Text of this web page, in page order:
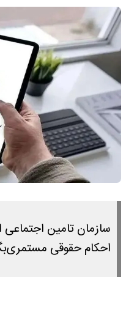
سازمان تامین
احکام حقوقی